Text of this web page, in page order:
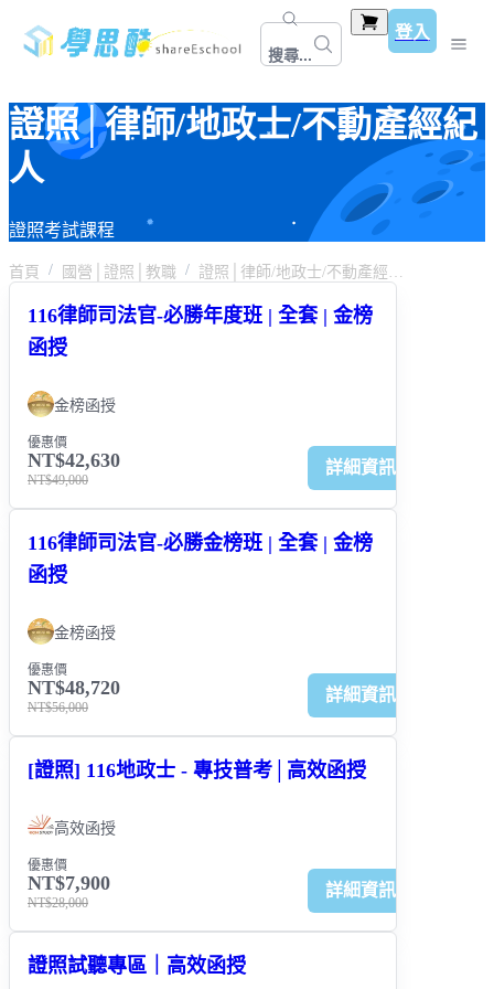
搜尋...
登入
證照│律師/地政士/不動產經紀
人
證照考試課程
首頁 國營│證照│教職
116律師司法官-必勝年度班 | 全套 | 金榜
函授
金榜函授
優惠價
NT$42,630
NT$49,000
詳細資訊
116律師司法官-必勝金榜班 | 全套 | 金榜
函授
金榜函授
優惠價
NT$48,720
NT$56,000
詳細資訊
[證照] 116地政士 - 專技普考│高效函授
高效函授
優惠價
NT$7,900
NT$28,000
詳細資訊
證照試聽專區｜高效函授